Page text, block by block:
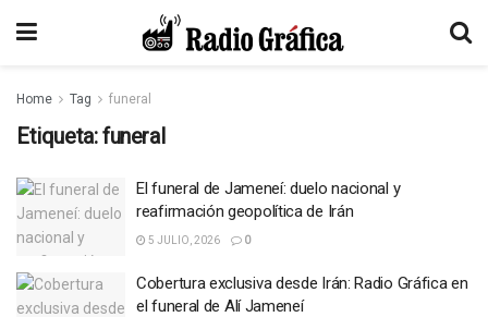
Home Tag funeral
Etiqueta:funeral
El funeral de Jameneí: duelo nacional y
reafirmación geopolítica de Irán
5 JULIO, 2026 0
Cobertura exclusiva desde Irán: Radio Gráfica en
el funeral de Alí Jameneí